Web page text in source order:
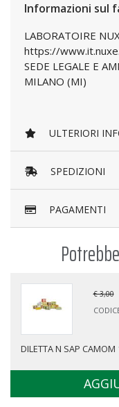
Informazioni sul
LABORATOIRE
https://
SEDE LEGALE E
MILANO (MI)
ULTERIORI
SPEDIZIONI
PAGAMENTI
€ 3,00
DILETTA N SAP CAMOM